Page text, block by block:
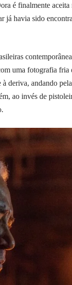
é finalmente
já havia sido
uma fotografia fria
andando
ao invés de